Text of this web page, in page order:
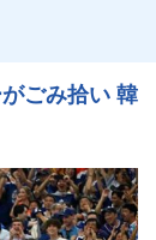
ごみ拾い 韓